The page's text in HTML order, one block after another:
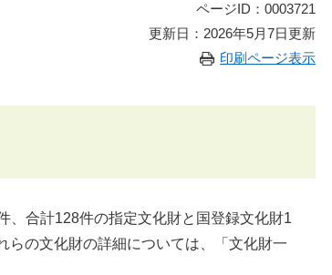
ページID：0003721
更新日：2026年5月7日更新
印刷ページ表示
、合計128件の指定文化財と国登録文化財1
らの文化財の詳細については、「文化財一